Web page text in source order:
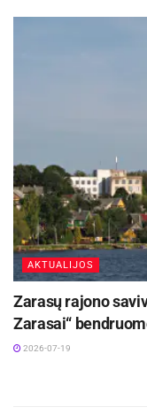
AKTUALIJOS
Zarasų rajono
Zarasai“
2026-07-19